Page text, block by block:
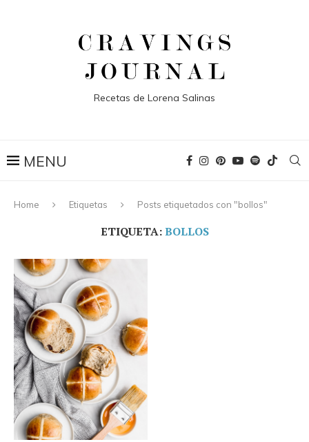
Recetas de Lorena Salinas
Home Etiquetas Posts etiquetados con "bollos"
ETIQUETA:BOLLOS